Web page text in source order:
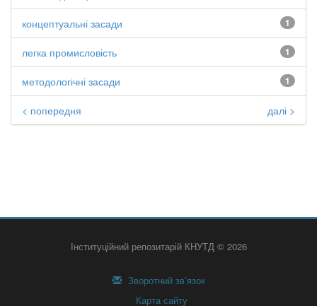
1
концептуальні засади
1
легка промисловість
1
методологічні засади
< попередня далі >
Інституційний репозитарій КНУТД © 2026
Зворотний зв’язок
Карта сайту